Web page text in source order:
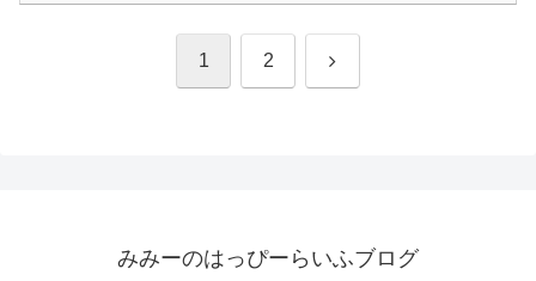
1 2 次
みみーのはっぴーらいふブログ